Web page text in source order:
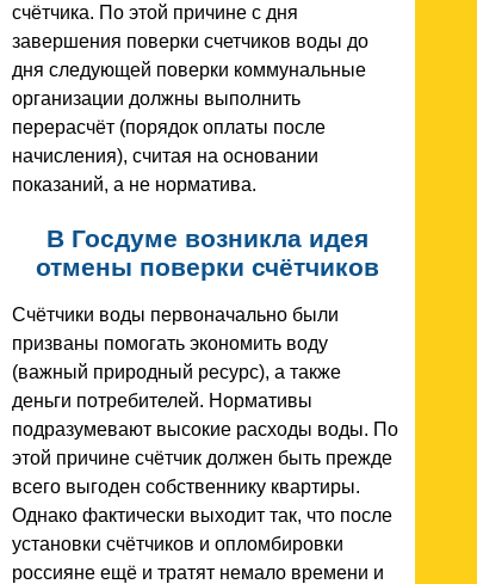
счётчика. По этой причине с дня
завершения поверки счетчиков воды до
дня следующей поверки коммунальные
организации должны выполнить
перерасчёт (порядок оплаты после
начисления), считая на основании
показаний, а не норматива.
В Госдуме возникла идея
отмены поверки счётчиков
Счётчики воды первоначально были
призваны помогать экономить воду
(важный природный ресурс), а также
деньги потребителей. Нормативы
подразумевают высокие расходы воды. По
этой причине счётчик должен быть прежде
всего выгоден собственнику квартиры.
Однако фактически выходит так, что после
установки счётчиков и опломбировки
россияне ещё и тратят немало времени и